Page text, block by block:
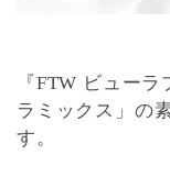
『FTW ビュー
ラミックス」の
す。